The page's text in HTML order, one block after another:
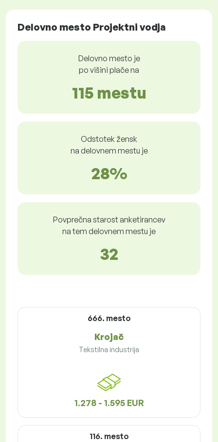
Delovno mesto Projektni vodja
Delovno mesto je
po višini plače na
115 mestu
Odstotek žensk
na delovnem mestu je
28%
Povprečna starost anketirancev
na tem delovnem mestu je
32
666. mesto
Krojač
Tekstilna industrija
1.278 - 1.595 EUR
116. mesto